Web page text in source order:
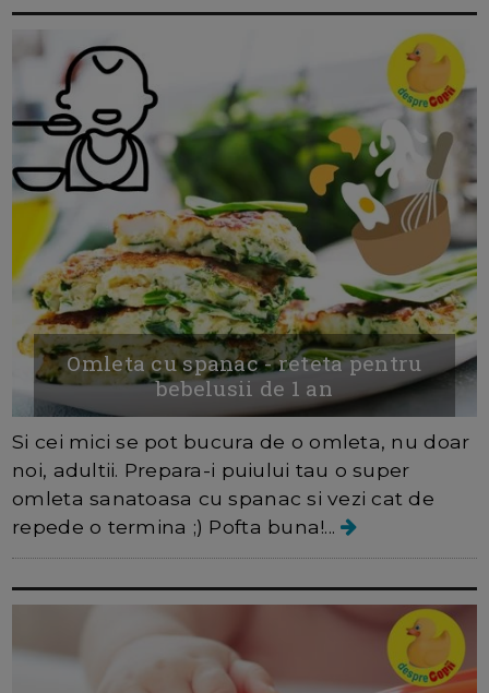
Omleta cu spanac - reteta pentru
bebelusii de 1 an
Si cei mici se pot bucura de o omleta, nu doar
noi, adultii. Prepara-i puiului tau o super
omleta sanatoasa cu spanac si vezi cat de
repede o termina ;) Pofta buna!...